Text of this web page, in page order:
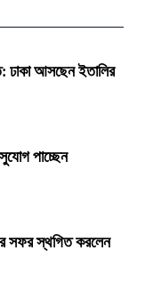
ঢাকা আসছেন ইতালির
পাচ্ছেন
সফর স্থগিত করলেন